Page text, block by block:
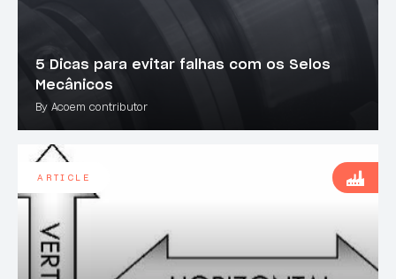
5 Dicas para evitar falhas com os Selos
Mecânicos
By Acoem contributor
ARTICLE